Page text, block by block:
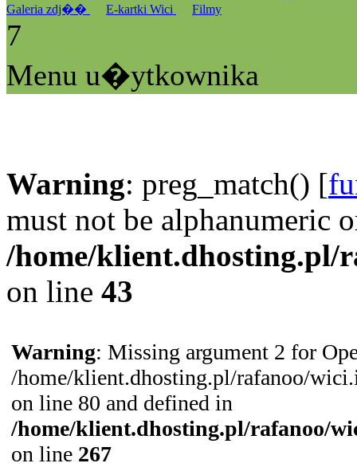
Galeria zdj�� E-kartki Wici Filmy
7
Menu u�ytkownika
Warning: preg_match() [
must not be alphanumeric
/home/klient.dhosting.pl/
on line 43
Warning: Missing argument 2 for
/home/klient.dhosting.pl/rafanoo/
on line 80 and defined in
/home/klient.dhosting.pl/rafanoo/
on line 267